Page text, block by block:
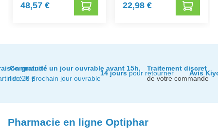
48,57 € 22,98 €
gratuite
de 29 €
Commandé un jour ouvrable avant 15h,
livré le prochain jour ouvrable
14 jourspour retourner
Traitement discret
de votre commande
Avis
Pharmacie en ligne Optiphar